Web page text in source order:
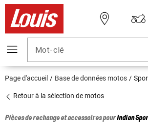
Mot-clé
Page d'accueil Base de données motos
Retour à la sélection de motos
Pièces de rechange et accessoires pourIndian